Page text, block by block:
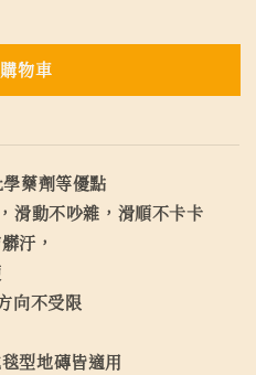
物車
藥劑等優點
滑動不吵雜，滑順不卡卡
汙，
向不受限
型地磚皆適用